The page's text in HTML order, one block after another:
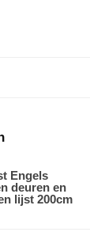
Engels
deuren en
lijst 200cm